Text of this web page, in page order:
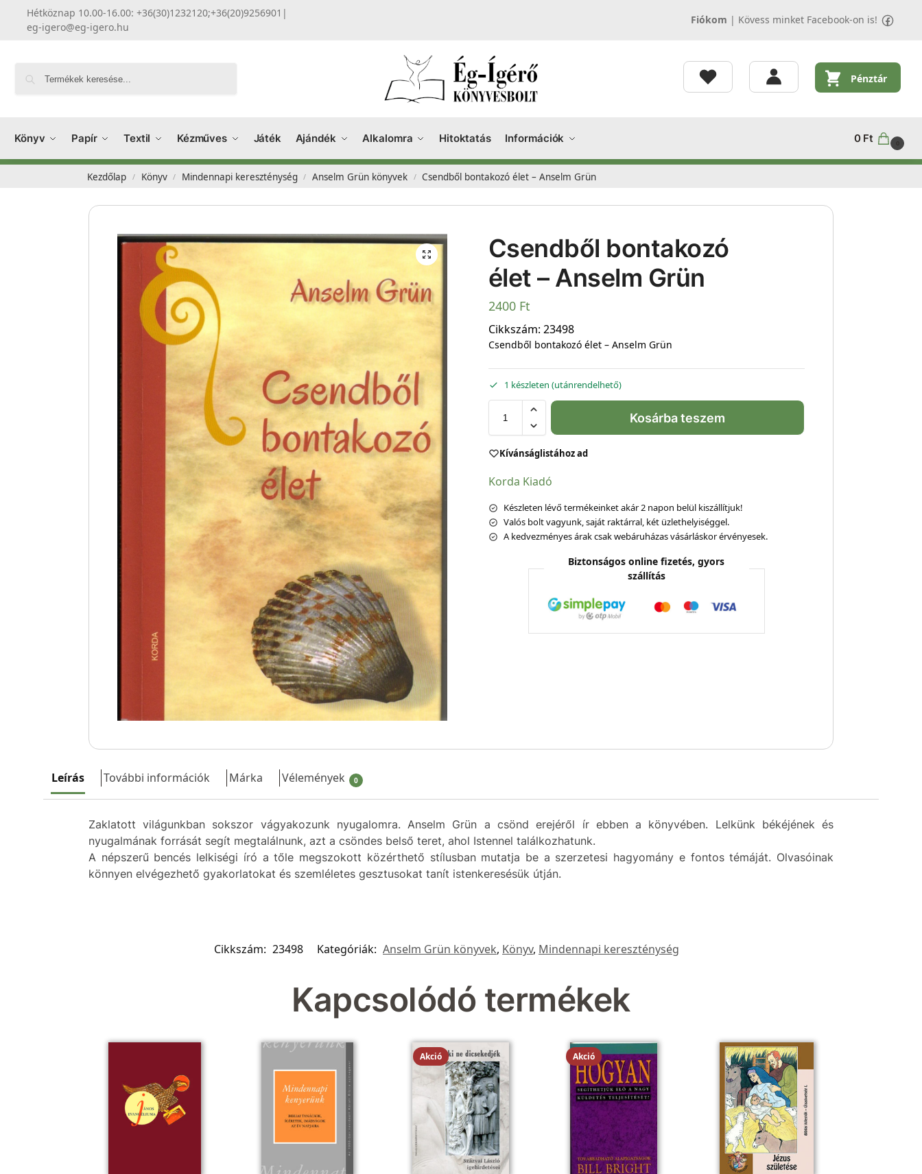
Hétköznap 10.00-16.00: +36(30)1232120;+36(20)9256901 |
eg-igero@eg-igero.hu
Fiókom | Kövess minket Facebook-on is!
Pénztár
Könyv Papír Textil Kézműves Játék Ajándék Alkalomra Hitoktatás Információk 0 Ft 0
Kezdőlap / Könyv / Mindennapi kereszténység / Anselm Grün könyvek / Csendből bontakozó élet – Anselm Grün
Csendből bontakozó
élet – Anselm Grün
2400 Ft
Cikkszám: 23498
Csendből bontakozó élet – Anselm Grün
1 készleten (utánrendelhető)
Kosárba teszem
Kívánságlistához ad
Korda Kiadó
Készleten lévő termékeinket akár 2 napon belül kiszállítjuk!
Valós bolt vagyunk, saját raktárral, két üzlethelyiséggel.
A kedvezményes árak csak webáruházas vásárláskor érvényesek.
Biztonságos online fizetés, gyors
szállítás
Leírás További információk Márka Vélemények 0
Zaklatott világunkban sokszor vágyakozunk nyugalomra. Anselm Grün a csönd erejéről ír ebben a könyvében. Lelkünk békéjének és
nyugalmának forrását segít megtalálnunk, azt a csöndes belső teret, ahol Istennel találkozhatunk.
A népszerű bencés lelkiségi író a tőle megszokott közérthető stílusban mutatja be a szerzetesi hagyomány e fontos témáját. Olvasóinak
könnyen elvégezhető gyakorlatokat és szemléletes gesztusokat tanít istenkeresésük útján.
Cikkszám: 23498 Kategóriák: Anselm Grün könyvek, Könyv, Mindennapi kereszténység
Kapcsolódó termékek
Akció Akció